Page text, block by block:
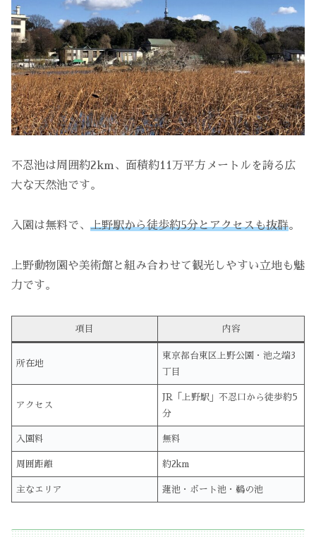
不忍池は周囲約2km、面積約11万平方メートルを誇る広
大な天然池です。
入園は無料で、 上野駅から徒歩約5分とアクセスも抜群。
上野動物園や美術館と組み合わせて観光しやすい立地も魅
力です。
項目 内容
所在地
東京都台東区上野公園・池之端3
丁目
アクセス
JR「上野駅」不忍口から徒歩約5
分
入園料 無料
周囲距離 約2km
主なエリア 蓮池・ボート池・鵜の池